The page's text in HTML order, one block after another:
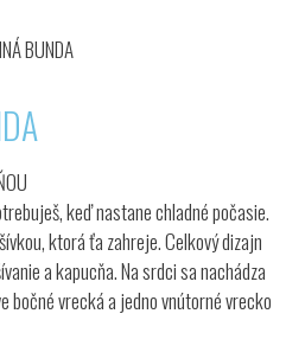
BUNDA
keď nastane chladné počasie.
ktorá ťa zahreje. Celkový dizajn
a kapucňa. Na srdci sa nachádza
bočné vrecká a jedno vnútorné vrecko